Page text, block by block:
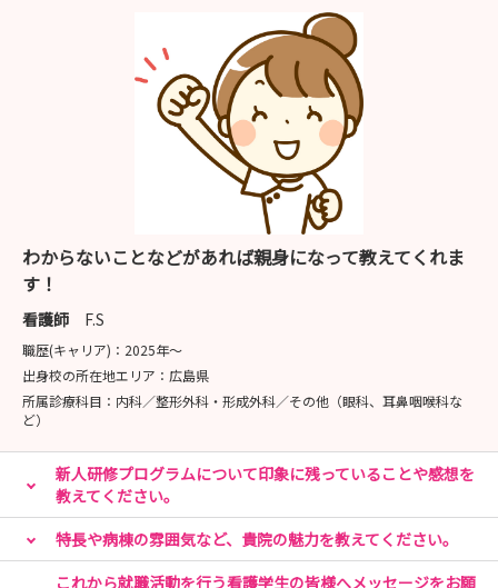
わからないことなどがあれば親身になって教えてくれま
す！
看護師 F.S
職歴(キャリア)： 2025年〜
出身校の所在地エリア： 広島県
所属診療科目： 内科／整形外科・形成外科／その他（眼科、耳鼻咽喉科な
ど）
新人研修プログラムについて印象に残っていることや感想を
教えてください。
特長や病棟の雰囲気など、貴院の魅力を教えてください。
これから就職活動を行う看護学生の皆様へメッセージをお願